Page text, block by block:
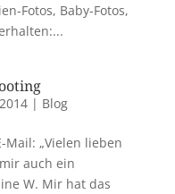
Fotos, Baby-Fotos,
| Blog
„Vielen lieben
auch ein
W. Mir hat das